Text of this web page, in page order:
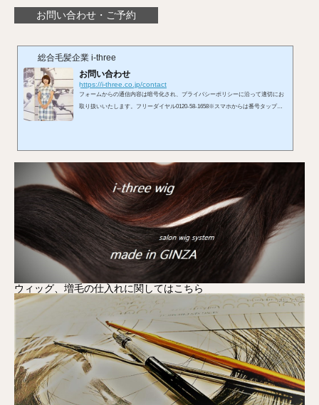
お問い合わせ・ご予約
総合毛髪企業 i-three
お問い合わせ
https://i-three.co.jp/contact
フォームからの通信内容は暗号化され、プライバシーポリシーに沿って適切にお
取り扱いいたします。フリーダイヤル0120-58-1658※スマホからは番号タップで
ウィッグ、増毛の仕入れに関してはこちら